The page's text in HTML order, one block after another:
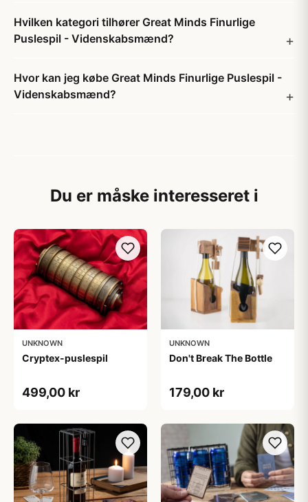
Hvilken kategori tilhører Great Minds Finurlige
Puslespil - Videnskabsmænd?
Hvor kan jeg købe Great Minds Finurlige Puslespil -
Videnskabsmænd?
Du er måske interesseret i
UNKNOWN
Cryptex-puslespil
499,00 kr
UNKNOWN
Don't Break The Bottle
179,00 kr